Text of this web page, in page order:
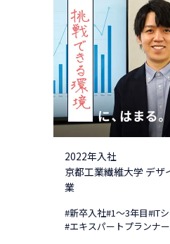
2022年入社
京都工業繊維大学 デザ
業
#新卒入社#1～3年目#IT
#エキスパートプランナー